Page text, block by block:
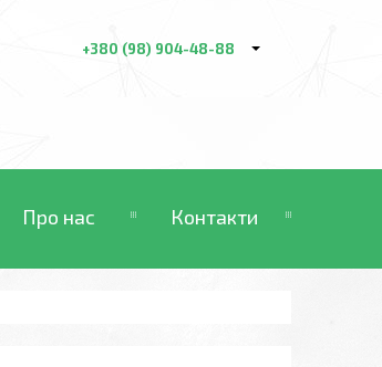
+380 (98) 904-48-88
Про нас Контакти